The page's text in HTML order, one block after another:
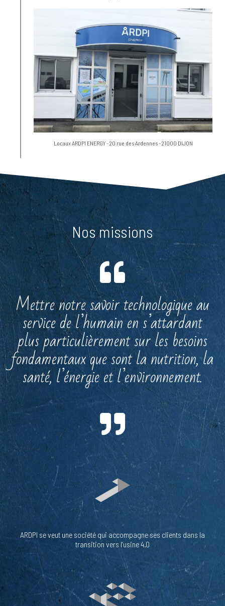
Locaux ARDPI ENERGY - 20 rue des Ardennes - 21000 DIJON
Nos missions
Mettre notre savoir technologique au
service de l’humain en s’attardant
plus particulièrement sur les besoins
fondamentaux que sont la nutrition, la
santé, l’énergie et l’environnement.
ARDPI se veut une société qui accompagne ses clients dans la
transition vers l’usine 4.0